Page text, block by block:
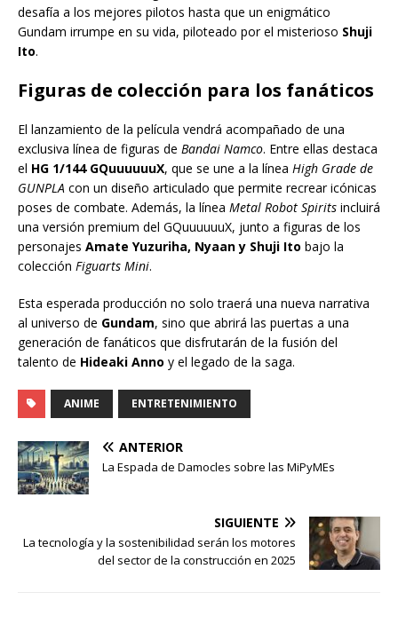
desafía a los mejores pilotos hasta que un enigmático
Gundam irrumpe en su vida, piloteado por el misterioso Shuji
Ito.
Figuras de colección para los fanáticos
El lanzamiento de la película vendrá acompañado de una
exclusiva línea de figuras de Bandai Namco. Entre ellas destaca
el HG 1/144 GQuuuuuuX, que se une a la línea High Grade de
GUNPLA con un diseño articulado que permite recrear icónicas
poses de combate. Además, la línea Metal Robot Spirits incluirá
una versión premium del GQuuuuuuX, junto a figuras de los
personajes Amate Yuzuriha, Nyaan y Shuji Ito bajo la
colección Figuarts Mini.
Esta esperada producción no solo traerá una nueva narrativa
al universo de Gundam, sino que abrirá las puertas a una
generación de fanáticos que disfrutarán de la fusión del
talento de Hideaki Anno y el legado de la saga.
ANIME ENTRETENIMIENTO
ANTERIOR
La Espada de Damocles sobre las MiPyMEs
SIGUIENTE
La tecnología y la sostenibilidad serán los motores
del sector de la construcción en 2025